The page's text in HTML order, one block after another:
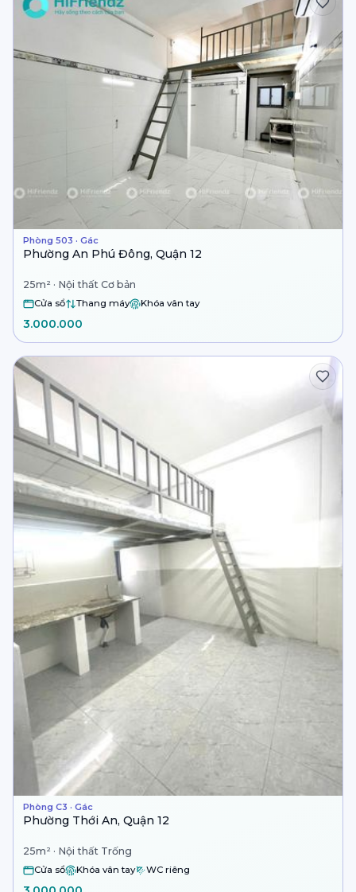
Phòng 503 · Gác
Phường An Phú Đông, Quận 12
25m² · Nội thất Cơ bản
Cửa sổ Thang máy Khóa vân tay
3.000.000
Phòng C3 · Gác
Phường Thới An, Quận 12
25m² · Nội thất Trống
Cửa sổ Khóa vân tay WC riêng